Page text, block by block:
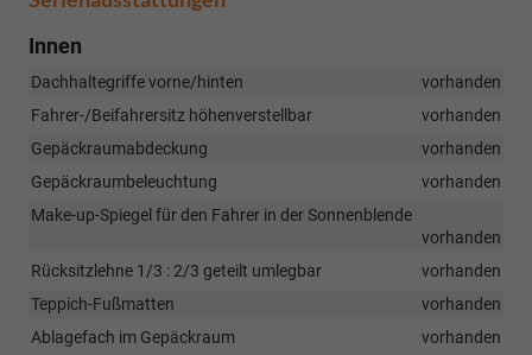
Innen
Dachhaltegriffe vorne/hinten
vorhanden
Fahrer-/Beifahrersitz höhenverstellbar
vorhanden
Gepäckraumabdeckung
vorhanden
Gepäckraumbeleuchtung
vorhanden
Make-up-Spiegel für den Fahrer in der Sonnenblende
vorhanden
Rücksitzlehne 1/3 : 2/3 geteilt umlegbar
vorhanden
Teppich-Fußmatten
vorhanden
Ablagefach im Gepäckraum
vorhanden